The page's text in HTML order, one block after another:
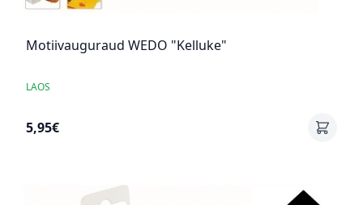
Motiivauguraud WEDO "Kelluke"
LAOS
5,95€